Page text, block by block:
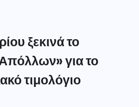
ξεκινά το
για το
τιμολόγιο